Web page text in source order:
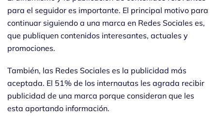
para el seguidor es importante. El principal motivo para
continuar siguiendo a una marca en Redes Sociales es,
que publiquen contenidos interesantes, actuales y
promociones.
También, las Redes Sociales es la publicidad más
aceptada. El 51% de los internautas les agrada recibir
publicidad de una marca porque consideran que les
esta aportando información.